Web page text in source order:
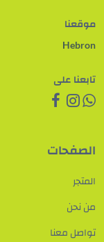
موقعنا
Hebron
تابعنا على
الصفحات
المتجر
من نحن
تواصل معنا